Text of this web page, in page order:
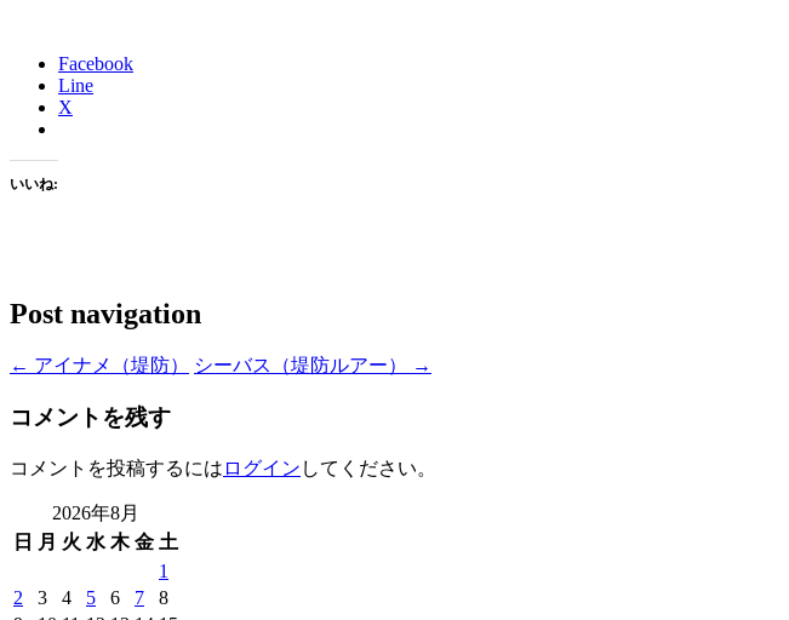
Facebook
Line
X
いいね:
Post navigation
← アイナメ（堤防） シーバス（堤防ルアー） →
コメントを残す
コメントを投稿するには ログイン してください。
2026年8月
日
月 火 水 木 金 土
1
2
3 4 5 6 7
8